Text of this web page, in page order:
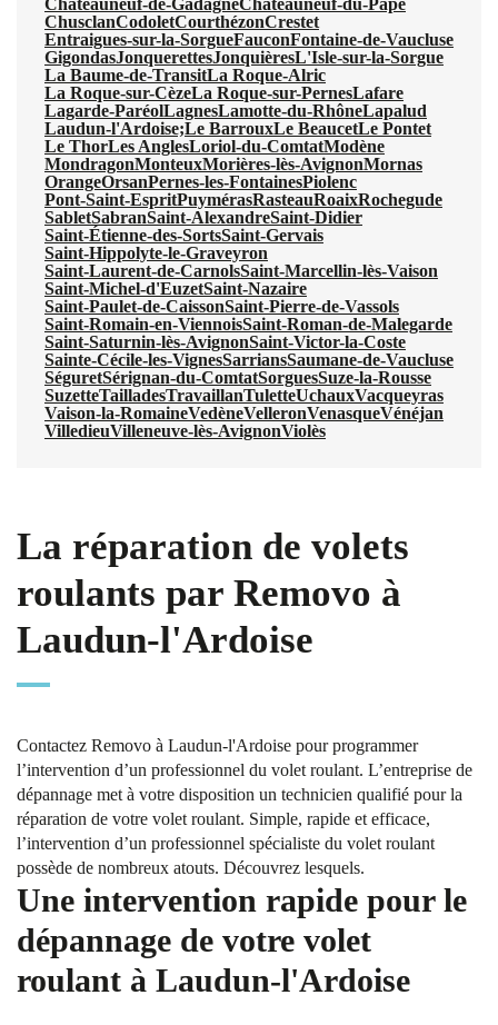
Châteauneuf-de-GadagneChâteauneuf-du-Pape
ChusclanCodoletCourthézonCrestet
Entraigues-sur-la-SorgueFauconFontaine-de-Vaucluse
GigondasJonquerettesJonquièresL'Isle-sur-la-Sorgue
La Baume-de-TransitLa Roque-Alric
La Roque-sur-CèzeLa Roque-sur-PernesLafare
Lagarde-ParéolLagnesLamotte-du-RhôneLapalud
Laudun-l'Ardoise;Le BarrouxLe BeaucetLe Pontet
Le ThorLes AnglesLoriol-du-ComtatModène
MondragonMonteuxMorières-lès-AvignonMornas
OrangeOrsanPernes-les-FontainesPiolenc
Pont-Saint-EspritPuymérasRasteauRoaixRochegude
SabletSabranSaint-AlexandreSaint-Didier
Saint-Étienne-des-SortsSaint-Gervais
Saint-Hippolyte-le-Graveyron
Saint-Laurent-de-CarnolsSaint-Marcellin-lès-Vaison
Saint-Michel-d'EuzetSaint-Nazaire
Saint-Paulet-de-CaissonSaint-Pierre-de-Vassols
Saint-Romain-en-ViennoisSaint-Roman-de-Malegarde
Saint-Saturnin-lès-AvignonSaint-Victor-la-Coste
Sainte-Cécile-les-VignesSarriansSaumane-de-Vaucluse
SéguretSérignan-du-ComtatSorguesSuze-la-Rousse
SuzetteTailladesTravaillanTuletteUchauxVacqueyras
Vaison-la-RomaineVedèneVelleronVenasqueVénéjan
VilledieuVilleneuve-lès-AvignonViolès
La réparation de volets
roulants par Removo à
Laudun-l'Ardoise
Contactez Removo à Laudun-l'Ardoise pour programmer
l’intervention d’un professionnel du volet roulant. L’entreprise de
dépannage met à votre disposition un technicien qualifié pour la
réparation de votre volet roulant. Simple, rapide et efficace,
l’intervention d’un professionnel spécialiste du volet roulant
possède de nombreux atouts. Découvrez lesquels.
Une intervention rapide pour le
dépannage de votre volet
roulant à Laudun-l'Ardoise